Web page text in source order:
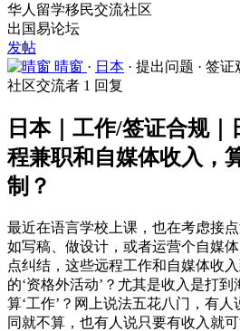
华人留学移民交流社区
出国易论坛
发帖
晴窗 · 日本 · 提出问题 · 签证
社区交流者 1 回复
日本｜工作/签证合规
程兼职和自媒体收入，
制？
最近在语言学校上课，也在考虑接
如写稿、做设计，或者运营个自媒
点纠结，这些远程工作和自媒体收
的‘资格外活动’？尤其是收入是打
算‘工作’？网上说法五花八门，有
同就不算，也有人说只要有收入就可